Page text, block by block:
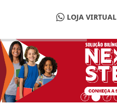
LOJA VIRTUAL